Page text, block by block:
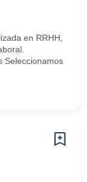
en RRHH,
Seleccionamos